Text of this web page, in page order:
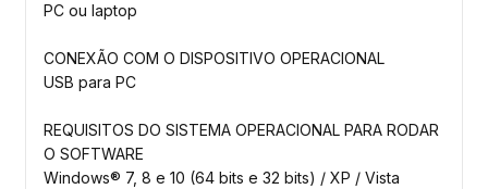
PC ou laptop
CONEXÃO COM O DISPOSITIVO OPERACIONAL
USB para PC
REQUISITOS DO SISTEMA OPERACIONAL PARA RODAR
O SOFTWARE
Windows® 7, 8 e 10 (64 bits e 32 bits) / XP / Vista